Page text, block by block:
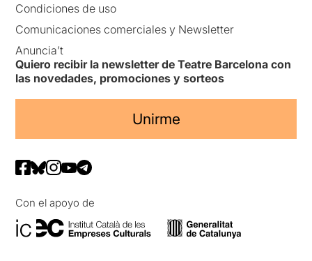
Condiciones de uso
Comunicaciones comerciales y Newsletter
Anuncia’t
Quiero recibir la newsletter de Teatre Barcelona con
las novedades, promociones y sorteos
Unirme
Con el apoyo de